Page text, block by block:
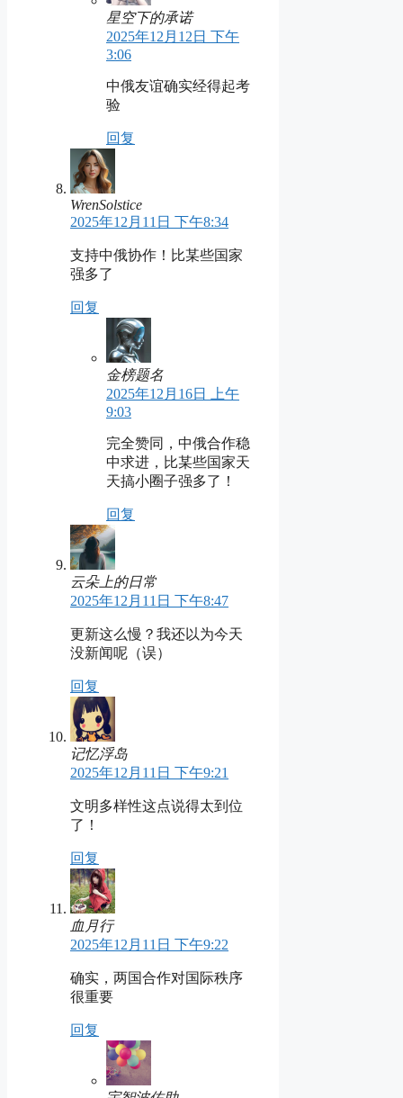
星空下的承诺
2025年12月12日 下午
3:06
中俄友谊确实经得起考
验
回复
WrenSolstice
2025年12月11日 下午8:34
支持中俄协作！比某些国家
强多了
回复
金榜题名
2025年12月16日 上午
9:03
完全赞同，中俄合作稳
中求进，比某些国家天
天搞小圈子强多了！
回复
云朵上的日常
2025年12月11日 下午8:47
更新这么慢？我还以为今天
没新闻呢（误）
回复
记忆浮岛
2025年12月11日 下午9:21
文明多样性这点说得太到位
了！
回复
血月行
2025年12月11日 下午9:22
确实，两国合作对国际秩序
很重要
回复